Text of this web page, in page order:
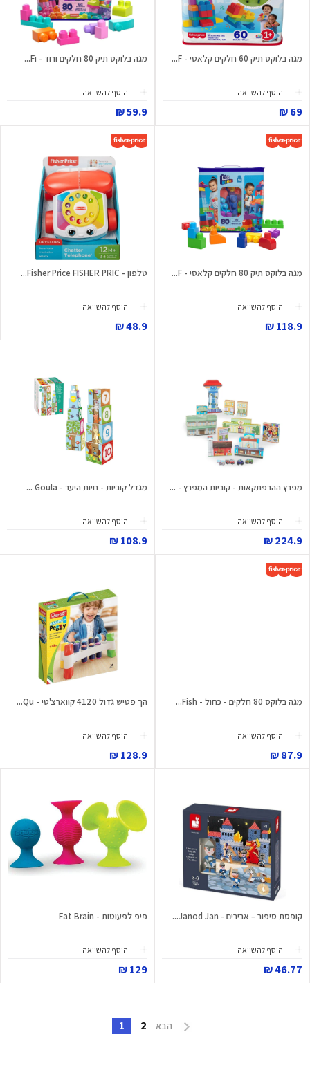
מגה בלוקס תיק 60 חלקים קלאסי - F...
הוסף להשוואה
69 ₪
מגה בלוקס תיק 80 חלקים ורוד - Fi...
הוסף להשוואה
59.9 ₪
מגה בלוקס תיק 80 חלקים קלאסי - F...
הוסף להשוואה
118.9 ₪
טלפון - Fisher Price FISHER PRIC...
הוסף להשוואה
48.9 ₪
מפרץ ההרפתקאות - קוביות המפרץ - ...
הוסף להשוואה
224.9 ₪
מגדל קוביות - חיות היער - Goula ...
הוסף להשוואה
108.9 ₪
מגה בלוקס 80 חלקים - כחול - Fish...
הוסף להשוואה
87.9 ₪
הך פטיש גדול 4120 קווארצ'טי - Qu...
הוסף להשוואה
128.9 ₪
קופסת סיפור – אבירים - Janod Jan...
הוסף להשוואה
46.77 ₪
פיפ לפעוטות - Fat Brain
הוסף להשוואה
129 ₪
הבא 2
1